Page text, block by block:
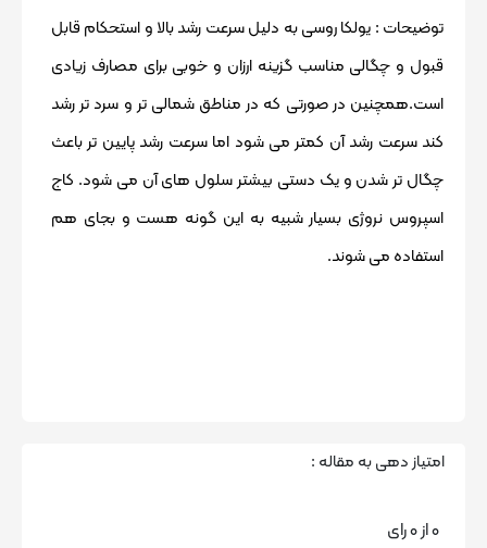
توضیحات : یولکا روسی به دلیل سرعت رشد بالا و استحکام قابل
قبول و چگالی مناسب گزینه ارزان و خوبی برای مصارف زیادی
است.همچنین در صورتی که در مناطق شمالی تر و سرد تر رشد
کند سرعت رشد آن کمتر می شود اما سرعت رشد پایین تر باعث
چگال تر شدن و یک دستی بیشتر سلول های آن می شود. کاج
اسپروس نروژی بسیار شبیه به این گونه هست و بجای هم
استفاده می شوند.
امتیاز دهی به مقاله :
0از0رای